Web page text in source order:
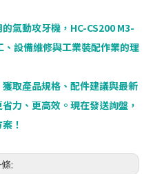
氣動攻牙機，HC-CS200 M3-
設備維修與工業裝配作業的理
取產品規格、配件建議與最新
力、更高效。現在發送詢盤，
！
: